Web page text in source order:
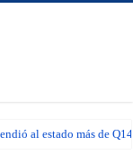
al estado más de